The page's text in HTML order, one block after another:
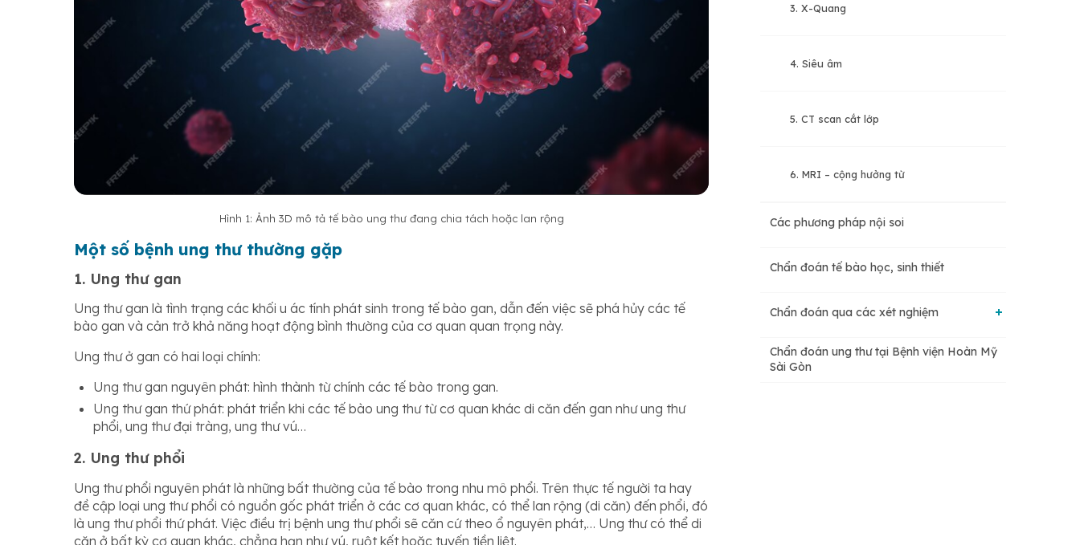
Hình 1: Ảnh 3D mô tả tế bào ung thư đang chia tách hoặc lan rộng
Một số bệnh ung thư thường gặp
1. Ung thư gan
Ung thư gan là tình trạng các khối u ác tính phát sinh trong tế bào gan, dẫn đến việc sẽ phá hủy các tế
bào gan và cản trở khả năng hoạt động bình thường của cơ quan quan trọng này.
Ung thư ở gan có hai loại chính:
Ung thư gan nguyên phát: hình thành từ chính các tế bào trong gan.
Ung thư gan thứ phát: phát triển khi các tế bào ung thư từ cơ quan khác di căn đến gan như ung thư
phổi, ung thư đại tràng, ung thư vú…
2. Ung thư phổi
Ung thư phổi nguyên phát là những bất thường của tế bào trong nhu mô phổi. Trên thực tế người ta hay
đề cập loại ung thư phổi có nguồn gốc phát triển ở các cơ quan khác, có thể lan rộng (di căn) đến phổi, đó
là ung thư phổi thứ phát. Việc điều trị bệnh ung thư phổi sẽ căn cứ theo ổ nguyên phát,… Ung thư có thể di
căn ở bất kỳ cơ quan khác, chẳng hạn như vú, ruột kết hoặc tuyến tiền liệt.
3. X-Quang
4. Siêu âm
5. CT scan cắt lớp
6. MRI – cộng hưởng từ
Các phương pháp nội soi
Chẩn đoán tế bào học, sinh thiết
Chẩn đoán qua các xét nghiệm
Chẩn đoán mô bệnh học
Chẩn đoán ung thư tại Bệnh viện Hoàn Mỹ
Sài Gòn